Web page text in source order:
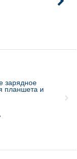
зарядное
планшета и